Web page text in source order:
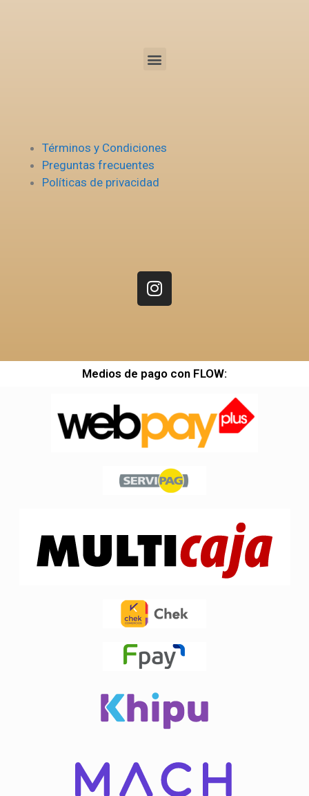
Términos y Condiciones
Preguntas frecuentes
Políticas de privacidad
Medios de pago con FLOW: